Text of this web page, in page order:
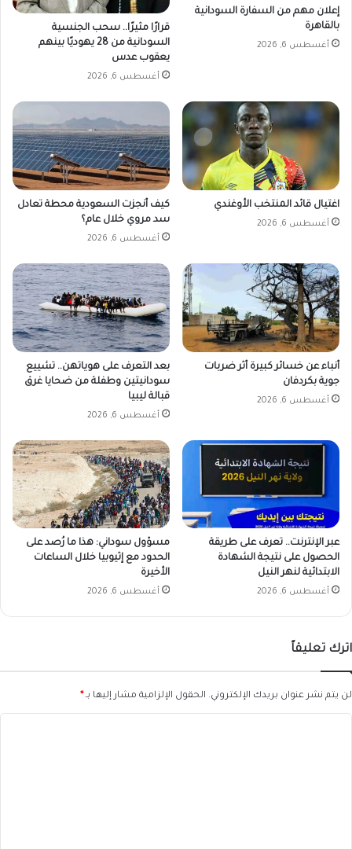
ه
ا
ئ
إعلان مهم من السفارة السودانية
بالقاهرة
أغسطس 6, 2026
قرارًا مثيرًا.. سحب الجنسية
السودانية من 28 يهوديًا بينهم
يعقوب عدس
أغسطس 6, 2026
اغتيال قائد المنتخب الأوغندي
أغسطس 6, 2026
كيف أنجزت السعودية محطة تعادل
سد مروي خلال عام؟
أغسطس 6, 2026
أنباء عن خسائر كبيرة أثر ضربات
جوية بكردفان
أغسطس 6, 2026
بعد التعرف على هوياتهن.. تشييع
سودانيتين وطفلة من ضحايا غرق
قبالة ليبيا
أغسطس 6, 2026
عبر الإنترنت.. تعرف على طريقة
الحصول على نتيجة الشهادة
الابتدائية لنهر النيل
أغسطس 6, 2026
مسؤول سوداني: هذا ما رُصد على
الحدود مع إثيوبيا خلال الساعات
الأخيرة
أغسطس 6, 2026
اترك تعليقاً
لن يتم نشر عنوان بريدك الإلكتروني. الحقول الإلزامية مشار إليها بـ *